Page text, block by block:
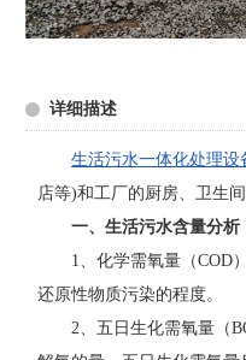
详细描述
生活污水一体化处理设
店等)和工厂的厨房、卫生
一、生活污水含量分析
1、化学需氧量（COD
还原性物质污染的程度。
2、五日生化需氧量（